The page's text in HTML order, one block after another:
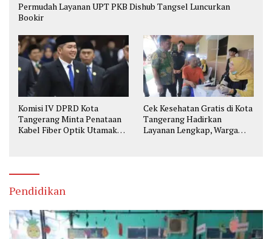
Permudah Layanan UPT PKB Dishub Tangsel Luncurkan
Bookir
Komisi IV DPRD Kota
Tangerang Minta Penataan
Kabel Fiber Optik Utamakan
Cek Kesehatan Gratis di Kota
Tangerang Hadirkan
Layanan Lengkap, Warga
Pendidikan